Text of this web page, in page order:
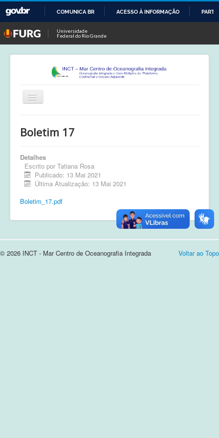
O
CONTEÚDO
COMUNICA BR ACESSO À INFORMAÇÃO
Universidade
Federal do Rio Grande
Alternar
Navegação
Calendário
Equipe
Boletim
Login
Boletim 17
Detalhes
Escrito por Tatiana Rosa
Publicado: 13 Mai 2021
Última Atualização: 13 Mai 2021
Boletim_17.pdf
Voltar ao Topo
© 2026 INCT - Mar Centro de Oceanografia Integrada